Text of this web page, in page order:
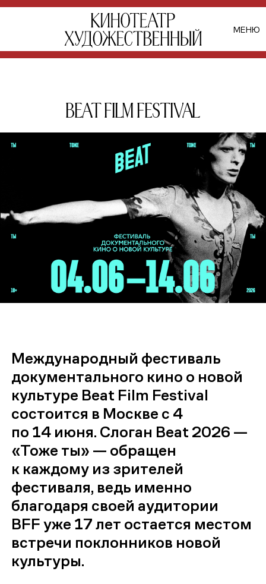
МЕНЮ
Beat Film Festival
Международный фестиваль
документального кино о новой
культуре Beat Film Festival
состоится в Москве с 4
по 14 июня. Слоган Beat 2026 —
«Тоже ты» — обращен
к каждому из зрителей
фестиваля, ведь именно
благодаря своей аудитории
BFF уже 17 лет остается местом
встречи поклонников новой
культуры.